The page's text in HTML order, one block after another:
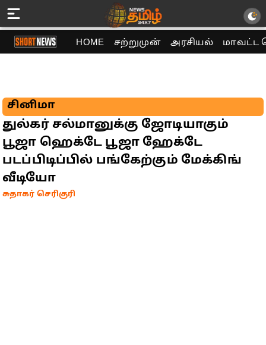
HOME சற்றுமுன் அரசியல் மாவட்ட
சினிமா
துல்கர் சல்மானுக்கு ஜோடியாகும்
பூஜா ஹெக்டே பூஜா ஹேக்டே
படப்பிடிப்பில் பங்கேற்கும் மேக்கிங்
வீடியோ
சுதாகர் செரிகுரி